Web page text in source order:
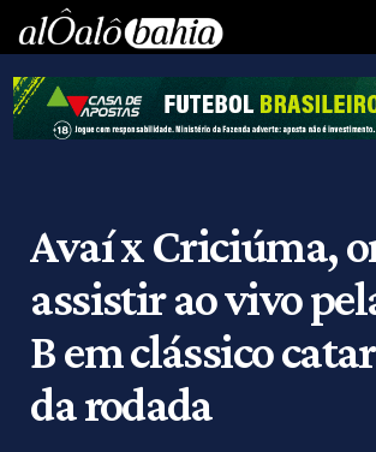
Avaí x Criciúma,
assistir ao vivo
B em clássico
da rodada